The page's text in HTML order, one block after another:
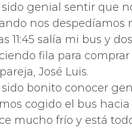
sido genial sentir que
nos despedíamos
11:45 salía mi bus y
fila para
José Luis.
sido bonito conocer
cogido el bus
mucho frío y está